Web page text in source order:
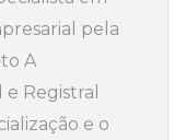
pela
A
Registral
e o